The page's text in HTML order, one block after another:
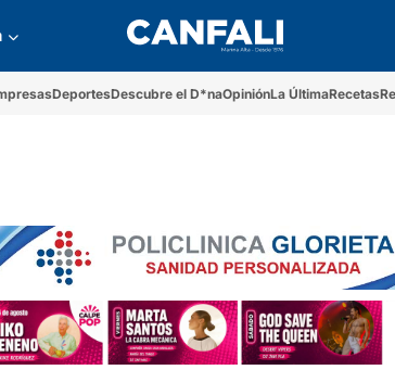
DeportesDescubre el D*naOpiniónLa ÚltimaRecetas